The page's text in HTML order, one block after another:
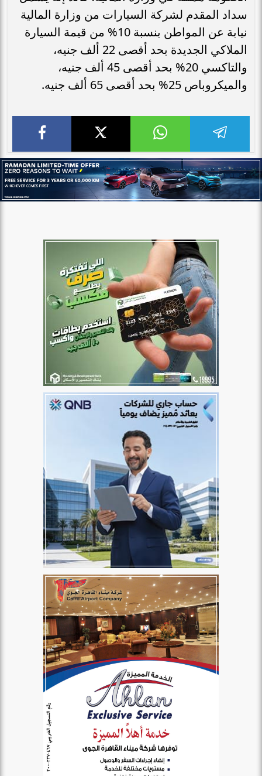
سداد المقدم لشركة السيارات من وزارة المالية
نيابة عن المواطن بنسبة 10% من قيمة السيارة
الملاكي الجديدة بحد أقصى 22 ألف جنيه،
والتاكسي 20% بحد أقصى 45 ألف جنيه،
والميكروباص 25% بحد أقصى 65 ألف جنيه.